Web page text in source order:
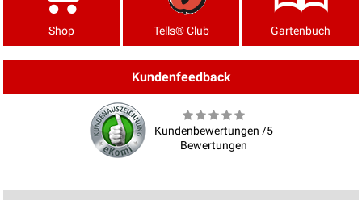
Shop Tells® Club Gartenbuch
Kundenfeedback
Kundenbewertungen /5
Bewertungen